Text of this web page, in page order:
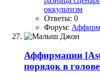
оккультизм
Ответы: 0
Форум:
Аффирмации
порядок в